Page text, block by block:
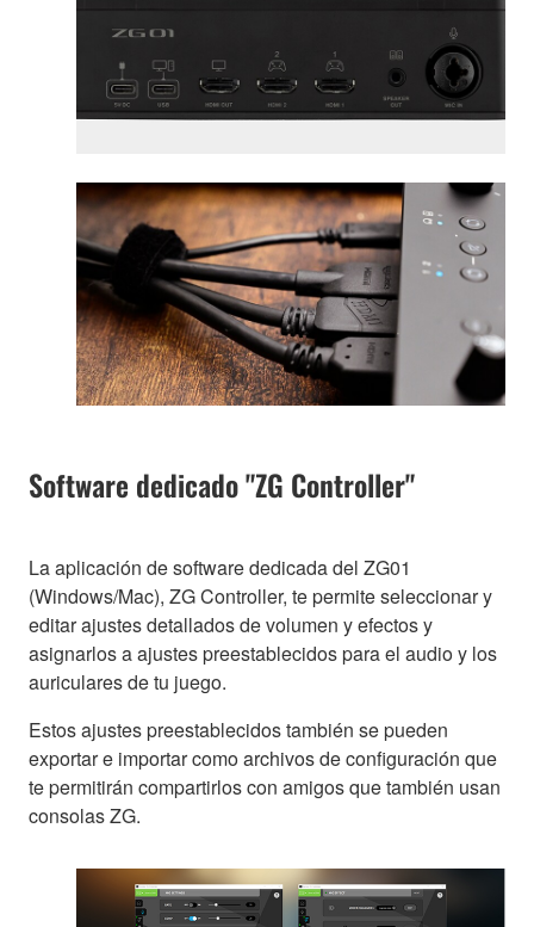
Software dedicado "ZG Controller"
La aplicación de software dedicada del ZG01
(Windows/Mac), ZG Controller, te permite seleccionar y
editar ajustes detallados de volumen y efectos y
asignarlos a ajustes preestablecidos para el audio y los
auriculares de tu juego.
Estos ajustes preestablecidos también se pueden
exportar e importar como archivos de configuración que
te permitirán compartirlos con amigos que también usan
consolas ZG.